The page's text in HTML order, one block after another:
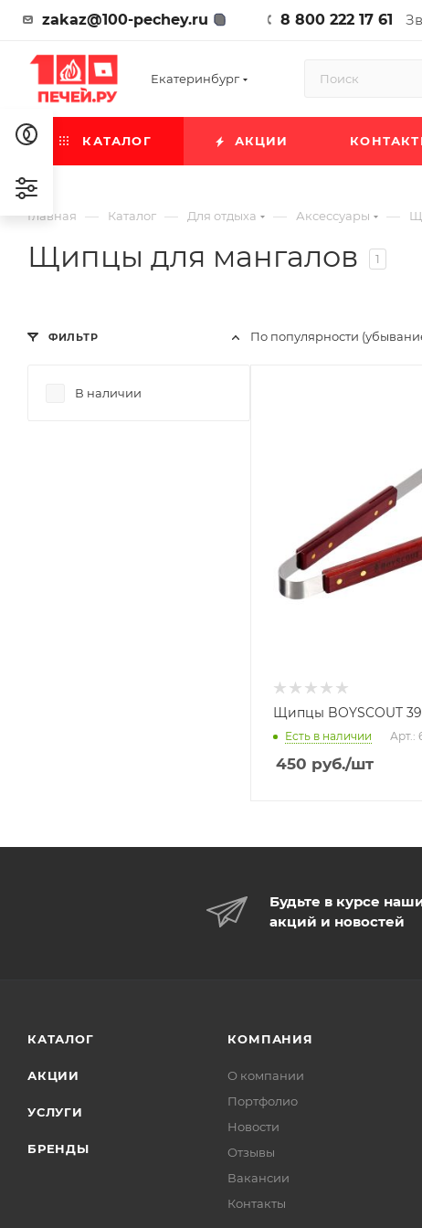
zakaz@100-pechey.ru 8 800 222 17 61
Екатеринбург
КАТАЛОГ АКЦИИ
Главная — Каталог — Для отдыха — Аксессуары —
Щипцы для мангалов 1
По популярности
Щипцы BOYSCOUT
Есть в наличии Арт.:
450 руб./шт
ФИЛЬТР
В наличии
Будьте в курсе
акций и новостей
КАТАЛОГ
АКЦИИ
УСЛУГИ
БРЕНДЫ
КОМПАНИЯ
О компании
Портфолио
Новости
Отзывы
Вакансии
Контакты